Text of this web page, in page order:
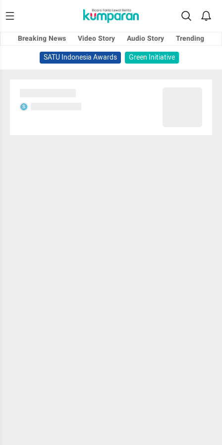
Breaking News Video Story Audio Story
Trending
SATU Indonesia Awards
Green Initiative
S